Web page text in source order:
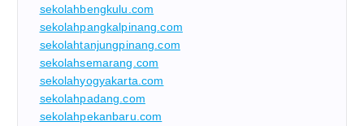
sekolahbengkulu.com
sekolahpangkalpinang.com
sekolahtanjungpinang.com
sekolahsemarang.com
sekolahyogyakarta.com
sekolahpadang.com
sekolahpekanbaru.com